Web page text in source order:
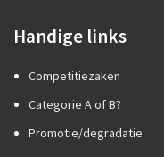
Handige links
Competitiezaken
Categorie A of B?
Promotie/degradatie